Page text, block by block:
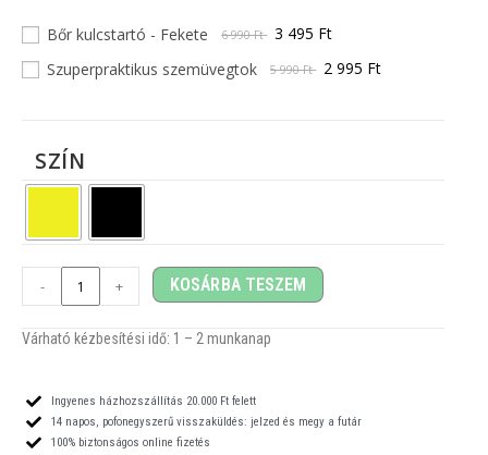
Bőr kulcstartó - Fekete 6 990 Ft
3 495 Ft
Szuperpraktikus szemüvegtok
5 990 Ft 2 995 Ft
SZÍN
- + KOSÁRBA TESZEM
Várható kézbesítési idő: 1 – 2 munkanap
Ingyenes házhozszállítás 20.000 Ft felett
14 napos, pofonegyszerű visszaküldés: jelzed és megy a futár
100% biztonságos online fizetés